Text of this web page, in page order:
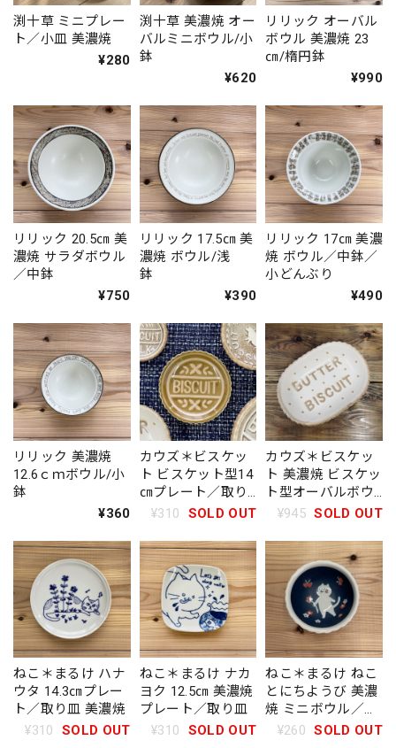
渕十草 ミニプレー
ト／小皿 美濃焼
¥280
渕十草 美濃焼 オー
バルミニボウル/小
鉢
¥620
リリック オーバル
ボウル 美濃焼 23
㎝/楕円鉢
¥990
リリック 20.5㎝ 美
濃焼 サラダボウル
／中鉢
¥750
リリック 17.5㎝ 美
濃焼 ボウル/浅
鉢
¥390
リリック 17㎝ 美濃
焼 ボウル／中鉢／
小どんぶり
¥490
リリック 美濃焼
12.6ｃｍボウル/小
鉢
¥360
カウズ＊ビスケッ
ト ビスケット型14
㎝プレート／取り
皿 美濃焼
¥310 SOLD OUT
カウズ＊ビスケッ
ト 美濃焼 ビスケッ
ト型オーバルボウ
ル／楕円鉢
¥945 SOLD OUT
ねこ＊まるけ ハナ
ウタ 14.3㎝プレー
ト／取り皿 美濃焼
¥310
SOLD OUT
ねこ＊まるけ ナカ
ヨク 12.5㎝ 美濃焼
プレート／取り皿
¥310
SOLD OUT
ねこ＊まるけ ねこ
とにちようび 美濃
焼 ミニボウル／小
鉢
¥260 SOLD OUT